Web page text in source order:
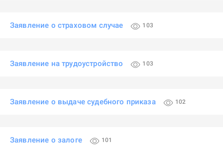
Заявление о страховом случае 103
Заявление на трудоустройство 103
Заявление о выдаче судебного приказа 102
Заявление о залоге 101